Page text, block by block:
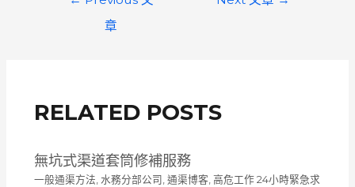
章
RELATED POSTS
無坑式渠道套筒修補服務
一般通渠方法, 水務分部公司 , 通渠博客, 高危工作 24小時緊急求